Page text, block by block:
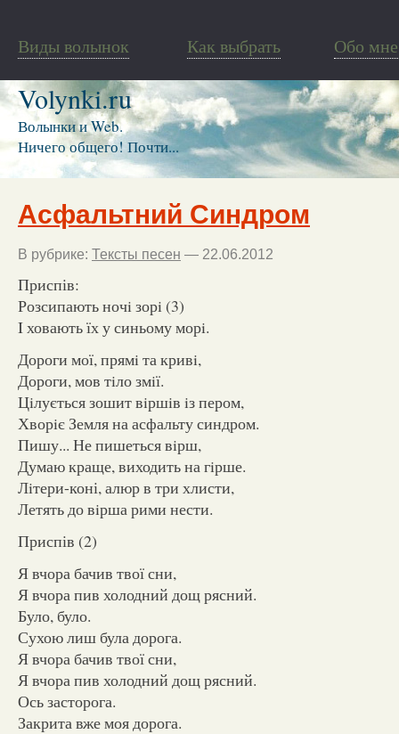
Виды волынок Как выбрать Обо мне
Volynki.ru
Волынки и Web.
Ничего общего! Почти...
Асфальтний Синдром
В рубрике: Тексты песен — 22.06.2012
Приспів:
Розсипають ночi зорi (3)
I ховають їх у синьому морi.
Дороги мої, прямi та кривi,
Дороги, мов тiло змiї.
Цiлується зошит вiршiв iз пером,
Хворiє Земля на асфальту синдром.
Пишу... Не пишеться вiрш,
Думаю краще, виходить на гiрше.
Лiтери-коні, алюр в три хлисти,
Летять до вiрша рими нести.
Приспів (2)
Я вчора бачив твої сни,
Я вчора пив холодний дощ рясний.
Було, було.
Сухою лиш була дорога.
Я вчора бачив твої сни,
Я вчора пив холодний дощ рясний.
Ось засторога.
Закрита вже моя дорога.